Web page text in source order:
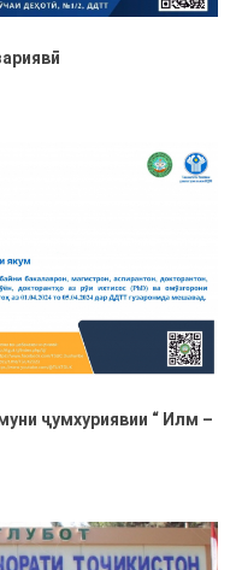
ҷумхуриявии “ Илм –